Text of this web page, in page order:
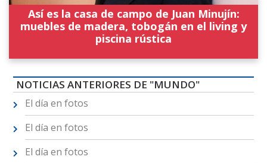
Así es la casa de campo de Juan Minujín:
muebles de madera, tobogán en el living y
piscina rústica
NOTICIAS ANTERIORES DE "MUNDO"
El día en fotos
El día en fotos
El día en fotos